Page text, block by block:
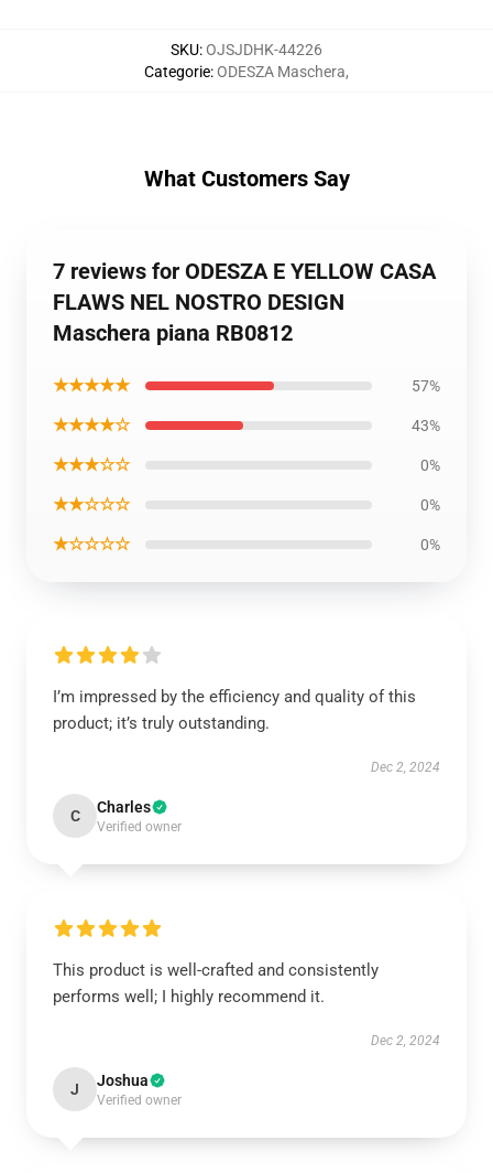
SKU:OJSJDHK-44226
Categorie:ODESZA Maschera,
What Customers Say
7 reviews for ODESZA E YELLOW CASA
FLAWS NEL NOSTRO DESIGN
Maschera piana RB0812
★★★★★ 57%
★★★★☆ 43%
★★★☆☆ 0%
★★☆☆☆ 0%
★☆☆☆☆ 0%
I’m impressed by the efficiency and quality of this
product; it’s truly outstanding.
Dec 2, 2024
C Charles
Verified owner
This product is well-crafted and consistently
performs well; I highly recommend it.
Dec 2, 2024
J Joshua
Verified owner